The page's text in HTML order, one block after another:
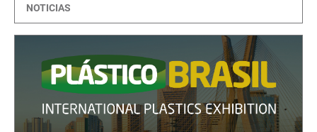
NOTICIAS